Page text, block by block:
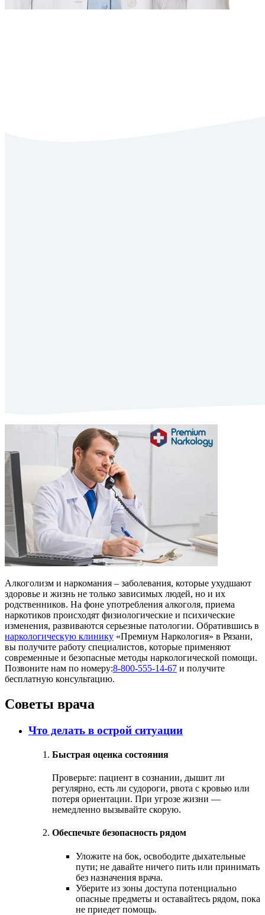
Алкоголизм и наркомания – заболевания, которые ухудшают
здоровье и жизнь не только зависимых людей, но и их
родственников. На фоне употребления алкоголя, приема
наркотиков происходят физиологические и психические
изменения, развиваются серьезные патологии. Обратившись в
наркологическую клинику «Премиум Наркология» в Рязани,
вы получите работу специалистов, которые применяют
современные и безопасные методы наркологической помощи.
Позвоните нам по номеру:8-800-555-14-67 и получите
бесплатную консультацию.
Советы врача
Что делать в острой ситуации
Быстрая оценка состояния
Проверьте: пациент в сознании, дышит ли
регулярно, есть ли судороги, рвота с кровью или
потеря ориентации. При угрозе жизни —
немедленно вызывайте скорую.
Обеспечьте безопасность рядом
Уложите на бок, освободите дыхательные
пути; не давайте ничего пить или принимать
без назначения врача.
Уберите из зоны доступа потенциально
опасные предметы и оставайтесь рядом, пока
не приедет помощь.